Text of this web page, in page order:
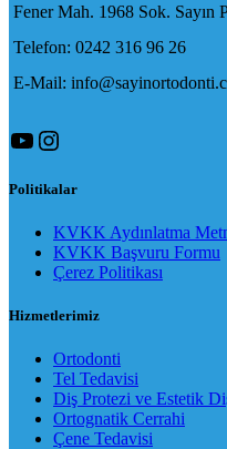
Fener Mah. 1968 Sok.
Telefon: 0242 316 96 26
E-Mail:
YouTube
Instagram
Politikalar
KVKK Aydınlatma
KVKK Başvuru Formu
Çerez Politikası
Hizmetlerimiz
Ortodonti
Tel Tedavisi
Diş Protezi ve Estetik
Ortognatik Cerrahi
Çene Tedavisi